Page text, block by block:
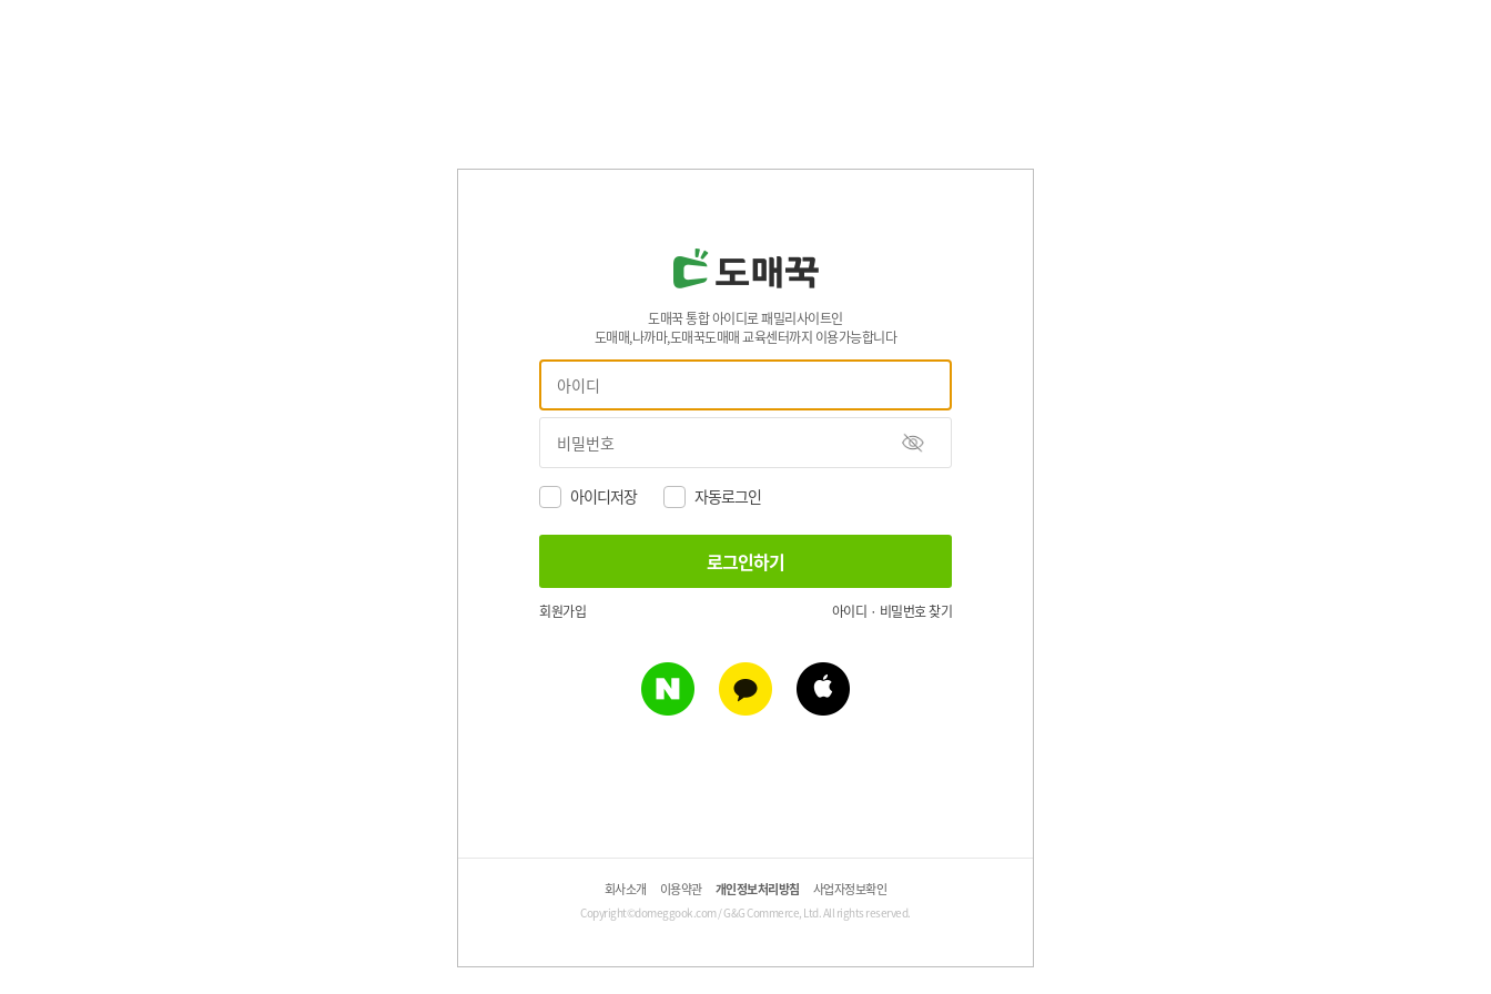
도매꾹 통합 아이디로 패밀리사이트인
도매매,나까마,도매꾹도매매 교육센터까지 이용가능합니다
아이디저장 자동로그인
회원가입 아이디 · 비밀번호 찾기
회사소개 이용약관 개인정보처리방침 사업자정보확인
Copyright©domeggook.com / G&G Commerce, Ltd. All rights reserved.